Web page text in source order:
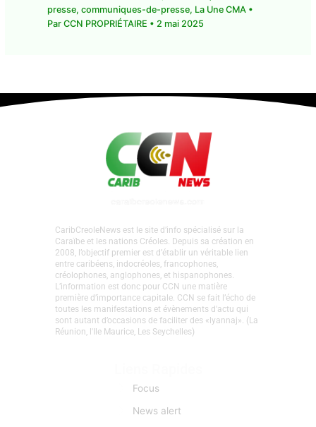
presse, communiques-de-presse, La Une CMA •
Par CCN PROPRIÉTAIRE • 2 mai 2025
CaribCreoleNews est le site d’info spécialisé sur la
Caraïbe et les nations Créoles. Depuis sa création en
2008, l’objectif premier est d’établir un véritable lien
entre caribéens, indocréoles, francophones,
créolophones, anglophones, et hispanophones.
L’information est donc pour CCN une matière
première d’importance capitale. CCN se fait l’écho de
toutes les manifestations et évènements d'actu qui
sont autant d’occasions de faciliter des «lyannaj». (La
Réunion, l'Ile Maurice, Les Seychelles)
Focus
News alert